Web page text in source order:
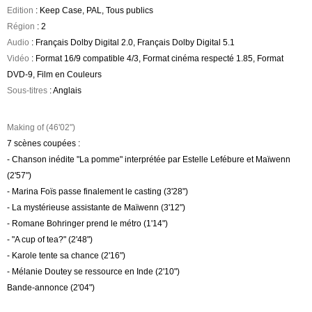
Edition : Keep Case, PAL, Tous publics
Région : 2
Audio : Français Dolby Digital 2.0, Français Dolby Digital 5.1
Vidéo : Format 16/9 compatible 4/3, Format cinéma respecté 1.85, Format
DVD-9, Film en Couleurs
Sous-titres : Anglais
Making of (46'02")
7 scènes coupées :
- Chanson inédite "La pomme" interprétée par Estelle Lefébure et Maïwenn
(2'57")
- Marina Foïs passe finalement le casting (3'28")
- La mystérieuse assistante de Maïwenn (3'12")
- Romane Bohringer prend le métro (1'14")
- "A cup of tea?" (2'48")
- Karole tente sa chance (2'16")
- Mélanie Doutey se ressource en Inde (2'10")
Bande-annonce (2'04")